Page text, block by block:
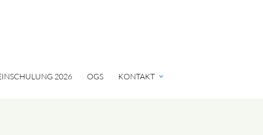
2026 OGS KONTAKT expand_more